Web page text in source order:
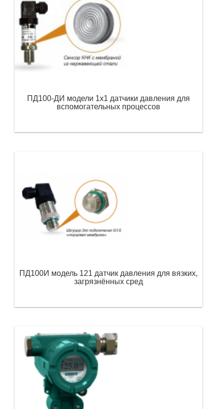
ПД100-ДИ модели 1х1 датчики давления для
вспомогательных процессов
ПД100И модель 121 датчик давления для вязких,
загрязнённых сред